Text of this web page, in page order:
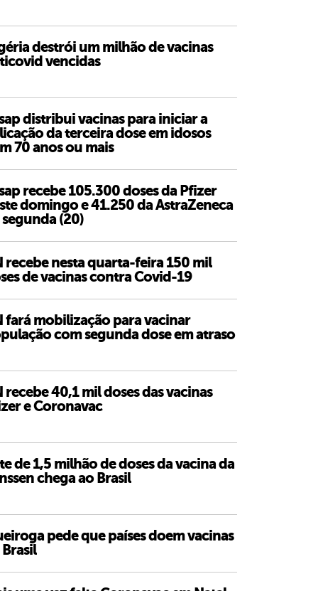
destrói um milhão de vacinas
vencidas
distribui vacinas para iniciar a
da terceira dose em idosos
70 anos ou mais
recebe 105.300 doses da Pfizer
domingo e 41.250 da AstraZeneca
segunda (20)
recebe nesta quarta-feira 150 mil
de vacinas contra Covid-19
fará mobilização para vacinar
com segunda dose em atraso
recebe 40,1 mil doses das vacinas
e Coronavac
de 1,5 milhão de doses da vacina da
chega ao Brasil
pede que países doem vacinas